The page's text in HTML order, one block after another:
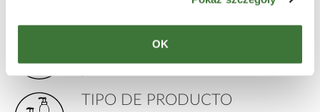
OK
TIPO DE PRODUCTO